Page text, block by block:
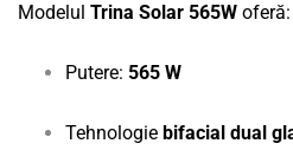
Modelul Trina Solar 565W oferă:
Putere: 565 W
Tehnologie bifacial dual